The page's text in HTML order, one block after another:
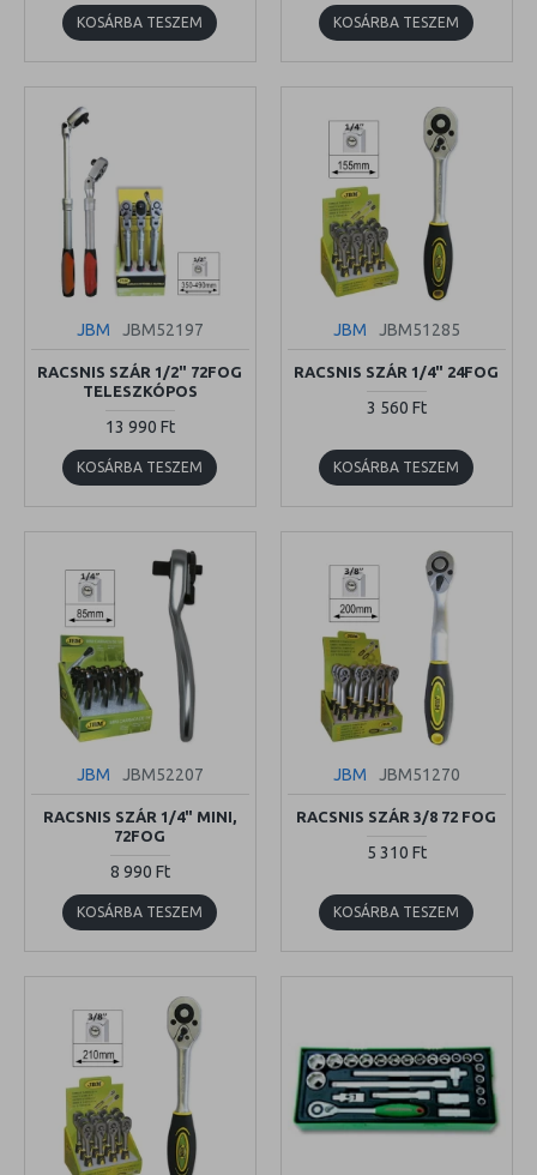
KOSÁRBA TESZEM KOSÁRBA TESZEM
JBM JBM52197
RACSNIS SZÁR 1/2" 72FOG
TELESZKÓPOS
13 990 Ft
KOSÁRBA TESZEM
JBM JBM51285
RACSNIS SZÁR 1/4" 24FOG
3 560 Ft
KOSÁRBA TESZEM
JBM JBM52207
RACSNIS SZÁR 1/4" MINI,
72FOG
8 990 Ft
KOSÁRBA TESZEM
JBM JBM51270
RACSNIS SZÁR 3/8 72 FOG
5 310 Ft
KOSÁRBA TESZEM